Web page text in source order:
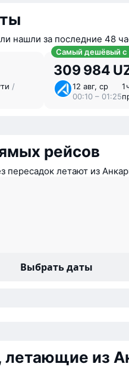
нашли за последние 48
/
Самый дешёвый с
309 984
12 авг, ср
00:10 – 01:25
1
рейсов
пересадок летают из
Выбрать даты
летающие из